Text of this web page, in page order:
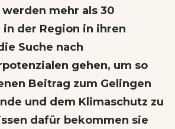
mehr als 30
der Region in ihren
Suche nach
gehen, um so
Beitrag zum Gelingen
und dem Klimaschutz zu
dafür bekommen sie